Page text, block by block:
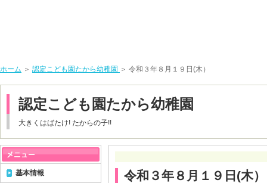
ホーム ＞ 認定こども園たから幼稚園 ＞ 令和３年８月１９日(木）
認定こども園たから幼稚園
大きくはばたけ! たからの子!!
令和３年８月１９日(木）
基本情報